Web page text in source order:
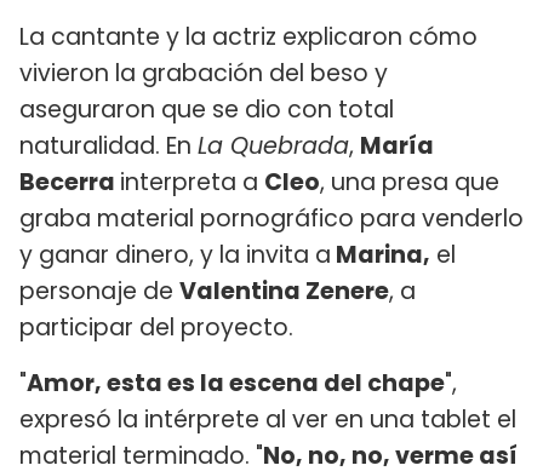
La cantante y la actriz explicaron cómo
vivieron la grabación del beso y
aseguraron que se dio con total
naturalidad. En La Quebrada, María
Becerra interpreta a Cleo, una presa que
graba material pornográfico para venderlo
y ganar dinero, y la invita a Marina, el
personaje de Valentina Zenere, a
participar del proyecto.
"Amor, esta es la escena del chape",
expresó la intérprete al ver en una tablet el
material terminado. "No, no, no, verme así